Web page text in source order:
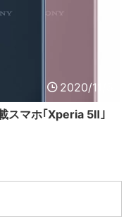
2020/11/5
スマホ｢Xperia 5Ⅱ｣